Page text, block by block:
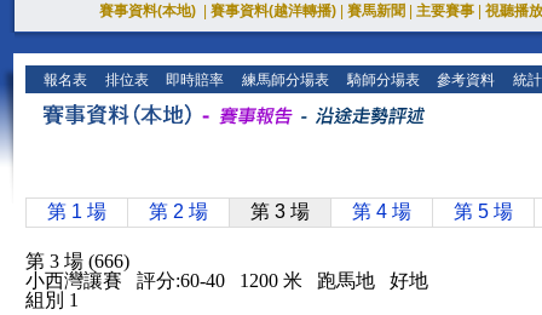
賽事資料(本地) 賽事資料(越洋轉播) 賽馬新聞 主要賽事 視聽播
報名表 排位表 即時賠率 練馬師分場表 騎師分場表 參考資料 統
第 1 場 第 2 場 第 3 場 第 4 場 第 5 場
第 3 場 (666)
小西灣讓賽 評分:60-40 1200 米 跑馬地 好地
組別 1